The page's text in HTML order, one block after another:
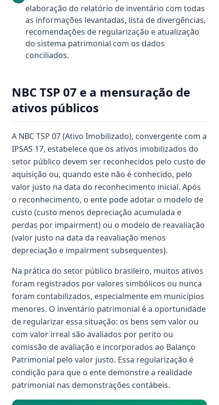
elaboração do relatório de inventário com todas
as informações levantadas, lista de divergências,
recomendações de regularização e atualização
do sistema patrimonial com os dados
conciliados.
NBC TSP 07 e a mensuração de
ativos públicos
A NBC TSP 07 (Ativo Imobilizado), convergente com a
IPSAS 17, estabelece que os ativos imobilizados do
setor público devem ser reconhecidos pelo custo de
aquisição ou, quando este não é conhecido, pelo
valor justo na data do reconhecimento inicial. Após
o reconhecimento, o ente pode adotar o modelo de
custo (custo menos depreciação acumulada e
perdas por impairment) ou o modelo de reavaliação
(valor justo na data da reavaliação menos
depreciação e impairment subsequentes).
Na prática do setor público brasileiro, muitos ativos
foram registrados por valores simbólicos ou nunca
foram contabilizados, especialmente em municípios
menores. O inventário patrimonial é a oportunidade
de regularizar essa situação: os bens sem valor ou
com valor irreal são avaliados por perito ou
comissão de avaliação e incorporados ao Balanço
Patrimonial pelo valor justo. Essa regularização é
condição para que o ente demonstre a realidade
patrimonial nas demonstrações contábeis.